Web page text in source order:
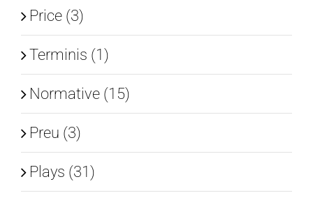
Price (3)
Terminis (1)
Normative (15)
Preu (3)
Plays (31)